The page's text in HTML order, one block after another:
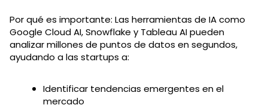
Por qué es importante: Las herramientas de IA como
Google Cloud AI, Snowflake y Tableau AI pueden
analizar millones de puntos de datos en segundos,
ayudando a las startups a:
Identificar tendencias emergentes en el
mercado